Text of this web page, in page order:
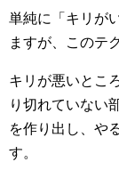
単純に「キリが
ますが、このテ
キリが悪いとこ
り切れていない
を作り出し、や
す。